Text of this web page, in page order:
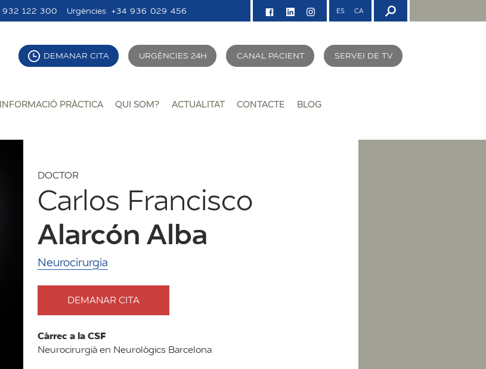
932 122 300 Urgències +34 936 029 456 ES CA
DEMANAR CITA URGÈNCIES 24H CANAL PACIENT SERVEI DE TV
INFORMACIÓ PRÀCTICA QUI SOM? ACTUALITAT CONTACTE BLOG
DOCTOR
Carlos Francisco
Alarcón Alba
Neurocirurgia
DEMANAR CITA
DOCTOR
ALARCÓN
Càrrec a la CSF
Neurocirurgià en Neurològics Barcelona